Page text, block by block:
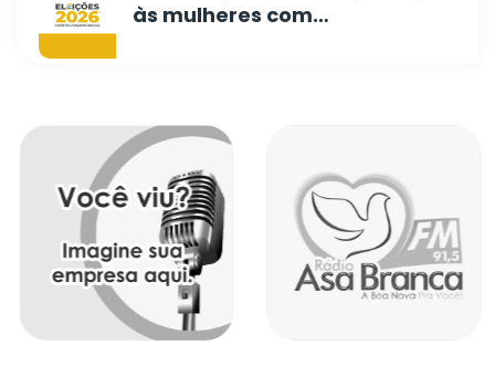
às mulheres com…